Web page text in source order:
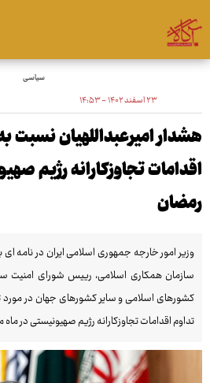
سیاسی
۲۳ اسفند ۱۴۰۲ - ۱۴:۵۳
هشدار امیرعبداللهیان نسبت
اقدامات تجاوزکارانه رژیم
رمضان
وزیر امور خارجه جمهوری اسلامی ایران در نامه‌
سازمان همکاری اسلامی، رییس شورای امنیت
کشورهای اسلامی و سایر کشورهای جهان در
تداوم اقدامات تجاوزکارانه رژیم صهیونیستی در